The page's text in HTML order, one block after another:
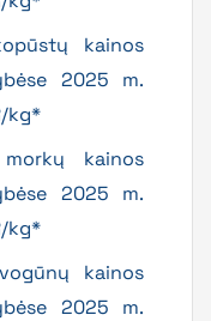
kainos
2025 m.
kg*
kainos
2025 m.
kg*
kainos
2025 m.